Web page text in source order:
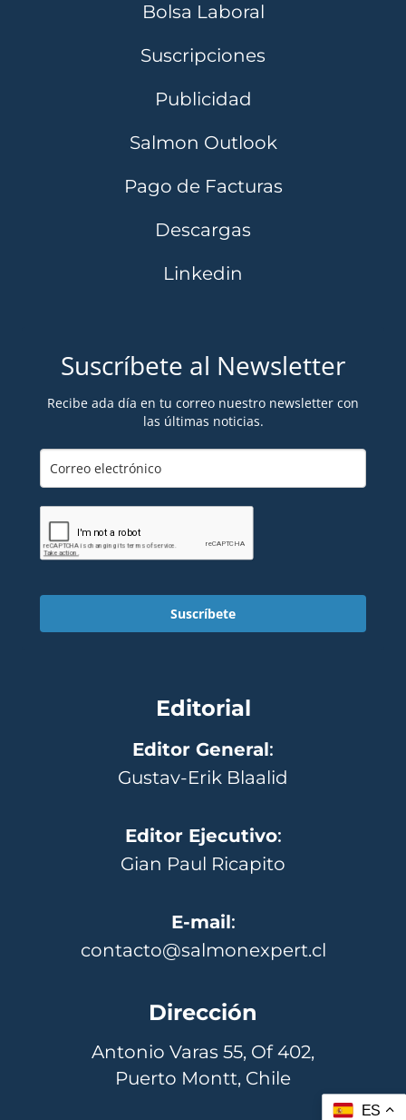
Bolsa Laboral
Suscripciones
Publicidad
Salmon Outlook
Pago de Facturas
Descargas
Linkedin
Suscríbete al Newsletter
Recibe ada día en tu correo nuestro newsletter con
las últimas noticias.
Suscríbete
Editorial
Editor General:
Gustav-Erik Blaalid
Editor Ejecutivo:
Gian Paul Ricapito
E-mail:
contacto@salmonexpert.cl
Dirección
Antonio Varas 55, Of 402,
Puerto Montt, Chile
ES